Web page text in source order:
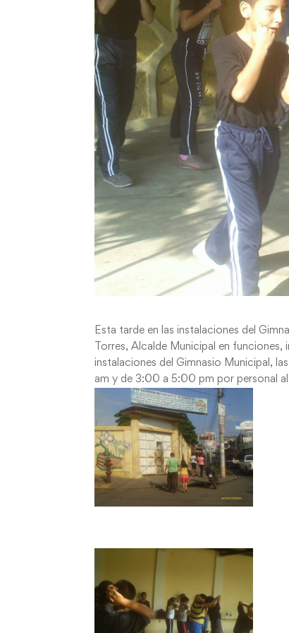
Esta tarde en las instalaciones del
Torres, Alcalde Municipal en funciones,
instalaciones del Gimnasio Municipal,
am y de 3:00 a 5:00 pm por personal